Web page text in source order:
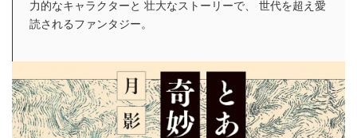
力的なキャラクターと 壮大なストーリーで、 世代を超え愛
読されるファンタジー。